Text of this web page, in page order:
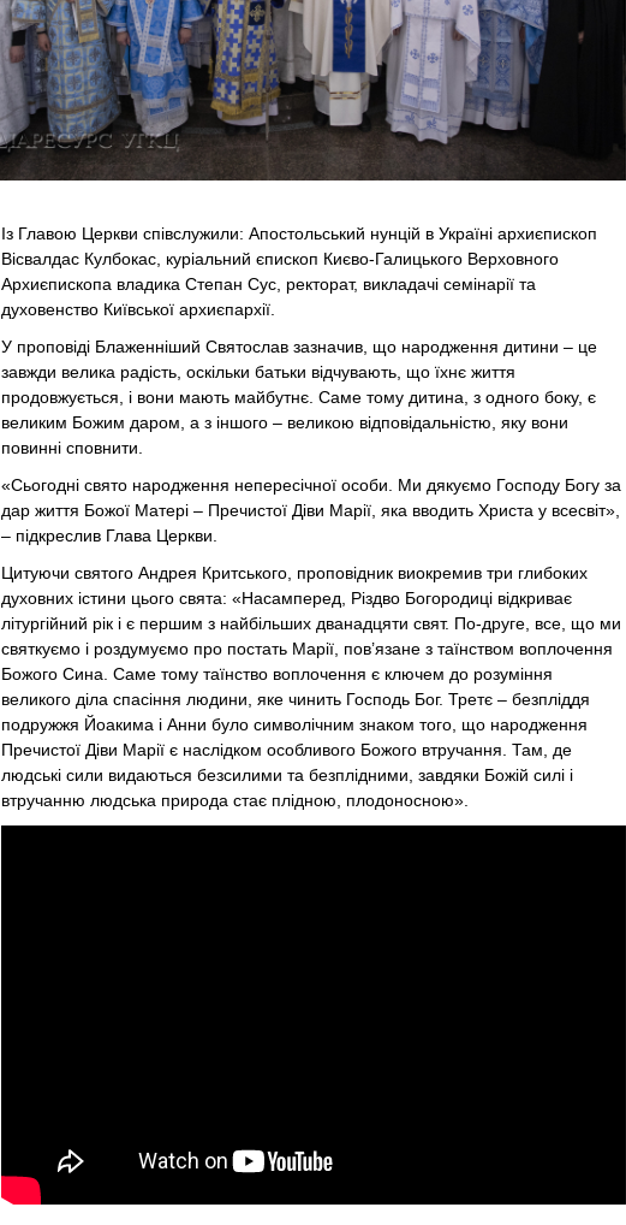
Із Главою Церкви співслужили: Апостольський нунцій в Україні архиєпископ
Вісвалдас Кулбокас, куріальний єпископ Києво-Галицького Верховного
Архиєпископа владика Степан Сус, ректорат, викладачі семінарії та
духовенство Київської архиєпархії.
У проповіді Блаженніший Святослав зазначив, що народження дитини – це
завжди велика радість, оскільки батьки відчувають, що їхнє життя
продовжується, і вони мають майбутнє. Саме тому дитина, з одного боку, є
великим Божим даром, а з іншого – великою відповідальністю, яку вони
повинні сповнити.
«Сьогодні свято народження непересічної особи. Ми дякуємо Господу Богу за
дар життя Божої Матері – Пречистої Діви Марії, яка вводить Христа у всесвіт»,
– підкреслив Глава Церкви.
Цитуючи святого Андрея Критського, проповідник виокремив три глибоких
духовних істини цього свята: «Насамперед, Різдво Богородиці відкриває
літургійний рік і є першим з найбільших дванадцяти свят. По-друге, все, що ми
святкуємо і роздумуємо про постать Марії, пов’язане з таїнством воплочення
Божого Сина. Саме тому таїнство воплочення є ключем до розуміння
великого діла спасіння людини, яке чинить Господь Бог. Третє – безпліддя
подружжя Йоакима і Анни було символічним знаком того, що народження
Пречистої Діви Марії є наслідком особливого Божого втручання. Там, де
людські сили видаються безсилими та безплідними, завдяки Божій силі і
втручанню людська природа стає плідною, плодоносною».